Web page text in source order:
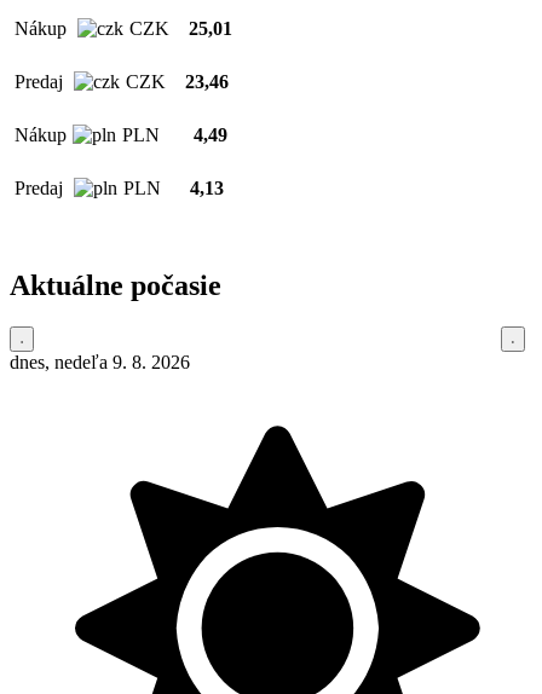
Nákup CZK 25,01
Predaj CZK 23,46
Nákup PLN 4,49
Predaj PLN 4,13
Aktuálne počasie
dnes, nedeľa 9. 8. 2026